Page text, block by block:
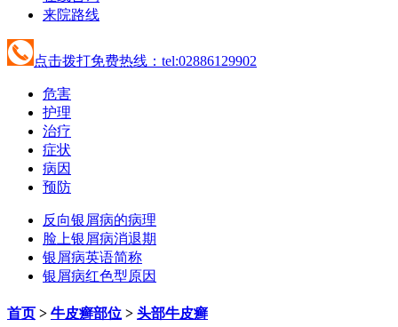
来院路线
点击拨打免费热线：tel:02886129902
危害
护理
治疗
症状
病因
预防
反向银屑病的病理
脸上银屑病消退期
银屑病英语简称
银屑病红色型原因
首页 > 牛皮癣部位 > 头部牛皮癣